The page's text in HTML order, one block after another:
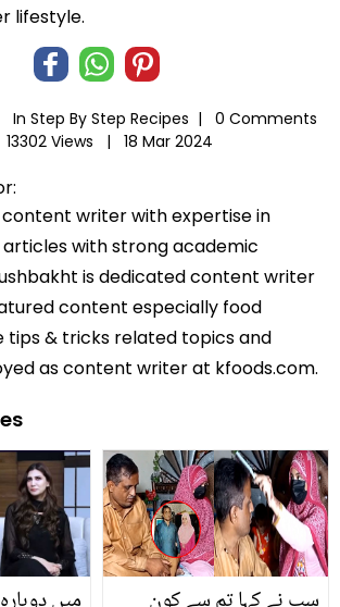
lifestyle.
In Step By Step Recipes |
0 Comments
13302 Views | 18 Mar 2024
content writer with expertise in
articles with strong academic
is dedicated content writer
content especially food
tips & tricks related topics and
as content writer at kfoods.com.